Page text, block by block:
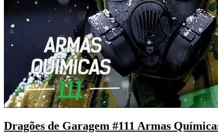
Dragões de Garagem #111 Armas